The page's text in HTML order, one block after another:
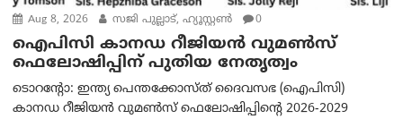
Aug 8, 2026 സജി പുല്ലാട്, ഹ്യൂസ്റ്റൺ 0
ഐപിസി കാനഡ റീജിയൻ വുമൺസ്
ഫെലോഷിപ്പിന് പുതിയ നേതൃത്വം
ടൊറന്റോ: ഇന്ത്യ പെന്തക്കോസ്ത് ദൈവസഭ (ഐപിസി)
കാനഡ റീജിയൻ വുമൺസ് ഫെലോഷിപ്പിന്റെ 2026-2029